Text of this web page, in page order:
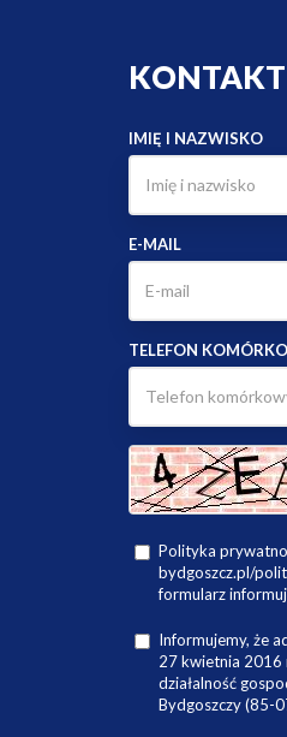
IMIĘ I NAZWISKO
E-MAIL
TELEFON
Polityka
bydgoszcz.pl/
formularz
Informujemy, że
27 kwietnia 2016
działalność
Bydgoszczy (85-